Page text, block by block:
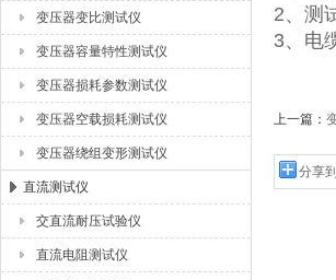
变压器变比测试仪
变压器容量特性测试仪
变压器损耗参数测试仪
变压器空载损耗测试仪
变压器绕组变形测试仪
直流测试仪
交直流耐压试验仪
直流电阻测试仪
2、测
3、电
上一篇：
分享